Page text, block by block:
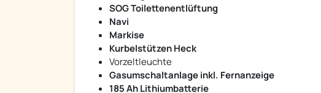
SOG Toilettenentlüftung
Navi
Markise
Kurbelstützen Heck
Vorzeltleuchte
Gasumschaltanlage inkl. Fernanzeige
185 Ah Lithiumbatterie